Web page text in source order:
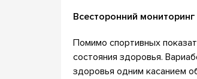
Всесторонний
Помимо спортивных
состояния здоровья.
здоровья одним касанием